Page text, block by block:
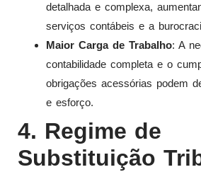
detalhada e complexa,
serviços contábeis e a
Maior Carga de Trabalho: A
contabilidade completa e o
obrigações acessórias podem
e esforço.
4. Regime de
Substituição